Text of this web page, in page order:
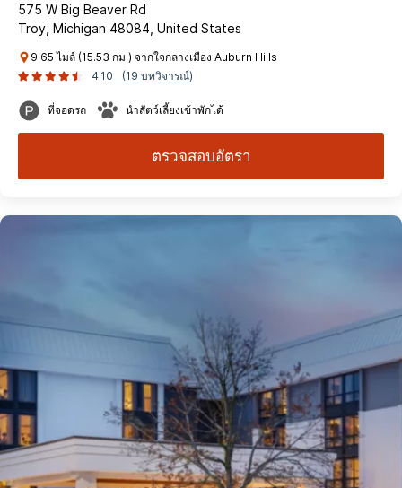
575 W Big Beaver Rd
Troy, Michigan 48084, United States
9.65 ไมล์ (15.53 กม.) จากใจกลางเมือง Auburn Hills
4.10
(19 บทวิจารณ์)
ที่จอดรถ นำสัตว์เลี้ยงเข้าพักได้
ตรวจสอบอัตรา